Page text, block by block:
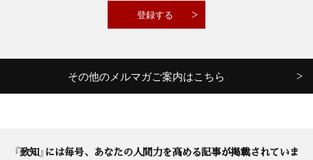
その他のメルマガご案内はこちら
『致知』には毎号、あなたの人間力を高める記事が掲載されていま